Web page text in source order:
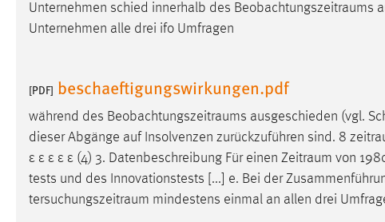
Unternehmen schied innerhalb des Beobachtungszeitraums
Unternehmen alle drei ifo Umfragen
[PDF] beschaeftigungswirkungen.pdf
während des Beobachtungszeitraums ausgeschieden (vgl.
dieser Abgänge auf Insolvenzen zurückzuführen sind. 8
ε ε ε ε ε (4) 3. Datenbeschreibung Für einen Zeitraum von
tests und des Innovationstests [...] e. Bei der
tersuchungszeitraum mindestens einmal an allen drei
Chat
5e9dbeb1811c0446
Zweck:
Wird benötigt um die Chatfunktion
nutzen zu können.
Cookie Laufzeit:
style-5e9dbeb1811c0446 =
Sitzungslaufzeit, mibew_locale = 3